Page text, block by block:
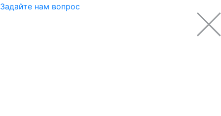
Задайте нам вопрос